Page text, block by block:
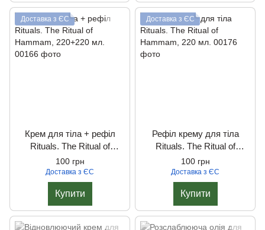
Доставка з ЄС
Крем для тіла + рефіл
Rituals. The Ritual of
Hammam, 220+220 мл.
100 грн
Доставка з ЄС
Купити
Доставка з ЄС
Рефіл крему для тіла
Rituals. The Ritual of
Hammam, 220 мл.
100 грн
Доставка з ЄС
Купити